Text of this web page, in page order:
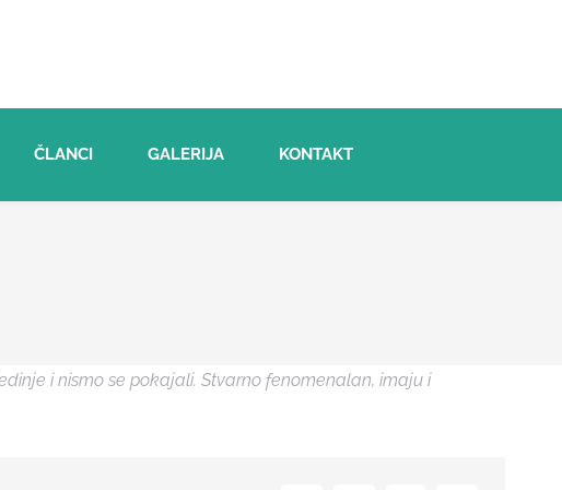
ČLANCI GALERIJA KONTAKT
i nismo se pokajali. Stvarno fenomenalan, imaju i